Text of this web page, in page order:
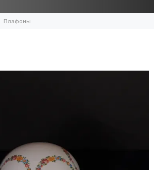
Плафоны